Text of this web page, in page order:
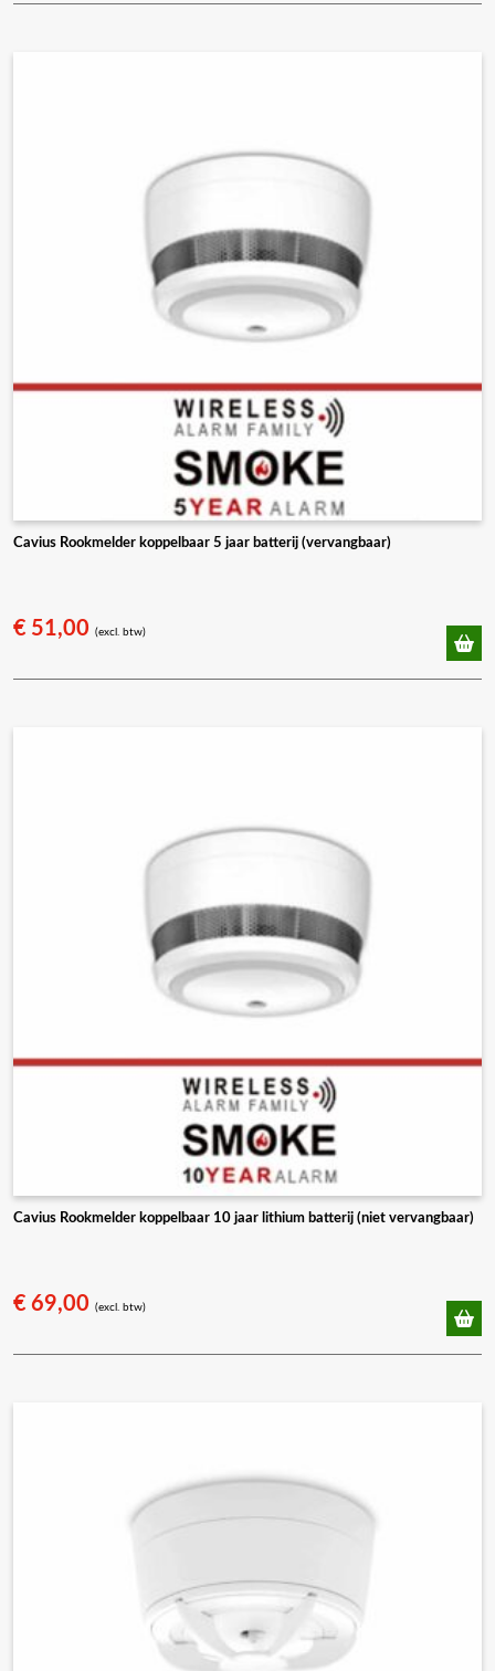
Cavius Rookmelder koppelbaar 5 jaar batterij (vervangbaar)
€ 51,00 (excl. btw)
Cavius Rookmelder koppelbaar 10 jaar lithium batterij (niet vervangbaar)
€ 69,00 (excl. btw)